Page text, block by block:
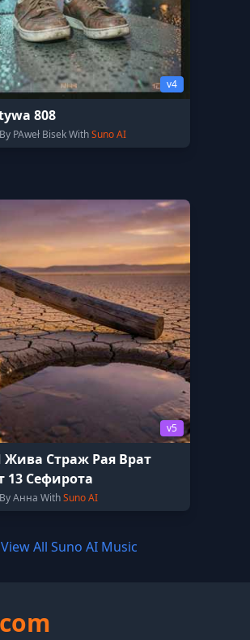
v4
808
PAweł Bisek WithSuno AI
v5
Жива Страж Рая Врат
13 Сефирота
Анна WithSuno AI
View All Suno AI Music